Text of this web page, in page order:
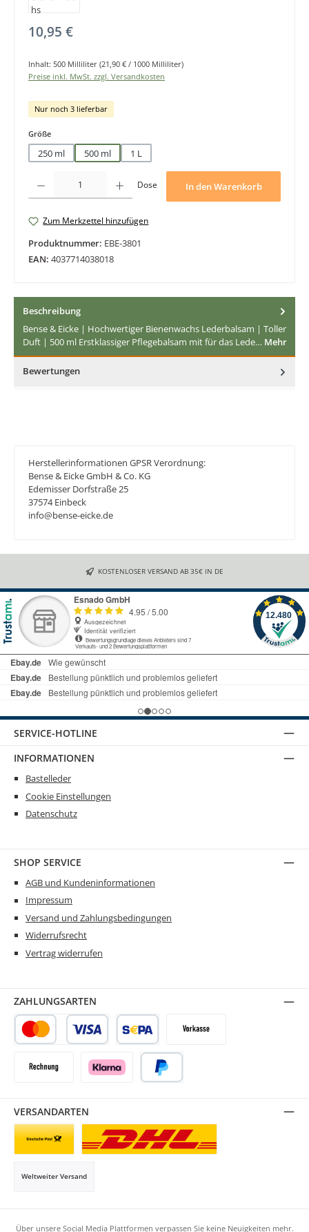
Regulärer Preis:
10,95 €
Inhalt: 500 Milliliter (21,90 € / 1000 Milliliter)
Preise inkl. MwSt. zzgl. Versandkosten
Nur noch 3 lieferbar
Größeauswählen
250 ml 500 ml 1 L
Dose In den Warenkorb
Zum Merkzettel hinzufügen
Produktnummer: EBE-3801
EAN: 4037714038018
Beschreibung
Bense & Eicke | Hochwertiger Bienenwachs Lederbalsam | Toller
Duft | 500 ml Erstklassiger Pflegebalsam mit für das Lede… Mehr
Bewertungen
Herstellerinformationen GPSR Verordnung:
Bense & Eicke GmbH & Co. KG
Edemisser Dorfstraße 25
37574 Einbeck
info@bense-eicke.de
KOSTENLOSER VERSAND AB 35€ IN DE
SERVICE-HOTLINE
INFORMATIONEN
Bastelleder
Cookie Einstellungen
Datenschutz
SHOP SERVICE
AGB und Kundeninformationen
Impressum
Versand und Zahlungsbedingungen
Widerrufsrecht
Vertrag widerrufen
VERSANDARTEN
Weltweiter Versand
ZAHLUNGSARTEN
SEPA LastschriftVorkasse
Über unsere Social Media Plattformen verpassen Sie keine Neuigkeiten mehr.